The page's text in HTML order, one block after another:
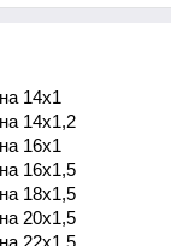
14х1
14х1,2
16х1
16х1,5
18х1,5
20х1,5
22х1,5